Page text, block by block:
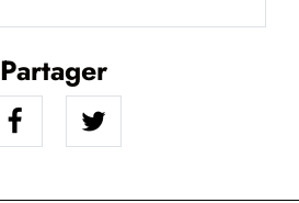
Partager